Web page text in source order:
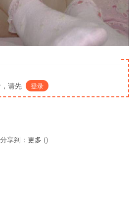
请先 登录
分享到： 更多 ()